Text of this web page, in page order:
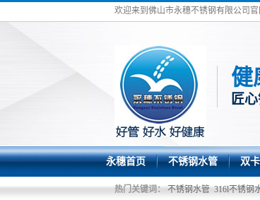
欢迎来到佛山市永穗不锈钢有限公司官
健
匠
永穗首页 不锈钢水管 双
热门关键词： 不锈钢水管 316l不锈钢